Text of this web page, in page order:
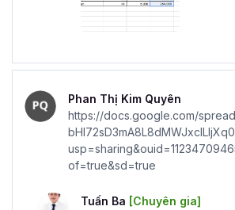
Phan Thị Kim Quyên
https://docs.google.com/
of=true&sd=true
Tuấn Ba [Chuyên gia]